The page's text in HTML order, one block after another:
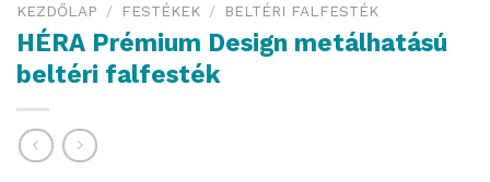
KEZDŐLAP / FESTÉKEK / BELTÉRI FALFESTÉK
HÉRA Prémium Design metálhatású
beltéri falfesték